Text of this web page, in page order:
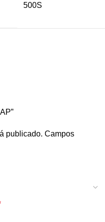
500S
publicado. Campos